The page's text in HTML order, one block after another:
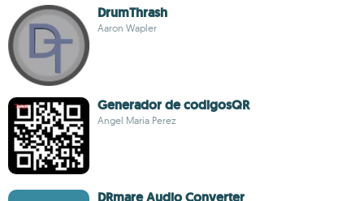
DrumThrash
Aaron Wapler
Generador de codigosQR
Angel Maria Perez
DRmare Audio Converter